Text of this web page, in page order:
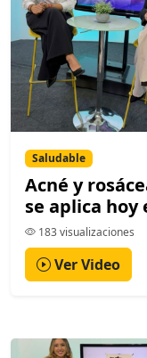
Saludable
Acné y
se aplica hoy
183 visualizaciones
Ver Video